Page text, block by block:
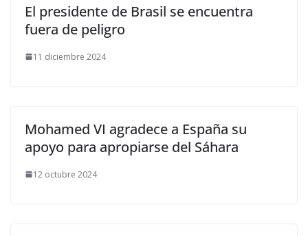
El presidente de Brasil se encuentra
fuera de peligro
11 diciembre 2024
Mohamed VI agradece a España su
apoyo para apropiarse del Sáhara
12 octubre 2024